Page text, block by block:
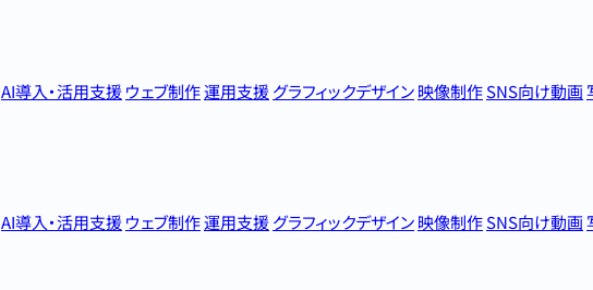
AI導入・活用支援ウェブ制作運用支援グラフィックデザイン映像制作SNS向け動画
AI導入・活用支援ウェブ制作運用支援グラフィックデザイン映像制作SNS向け動画